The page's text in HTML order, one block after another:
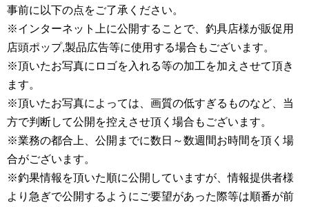
事前に以下の点をご了承ください。
※インターネット上に公開することで、釣具店様が販促用
店頭ポップ,製品広告等に使用する場合もございます。
※頂いたお写真にロゴを入れる等の加工を加えさせて頂き
ます。
※頂いたお写真によっては、画質の低すぎるものなど、当
方で判断して公開を控えさせ頂く場合もございます。
※業務の都合上、公開までに数日～数週間お時間を頂く場
合がございます。
※釣果情報を頂いた順に公開していますが、情報提供者様
より急ぎで公開するようにご要望があった際等は順番が前